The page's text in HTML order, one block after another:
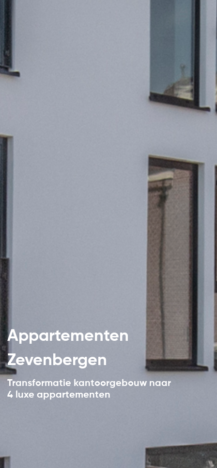
Appartementen
Zevenbergen
Transformatie kantoorgebouw naar
4 luxe appartementen